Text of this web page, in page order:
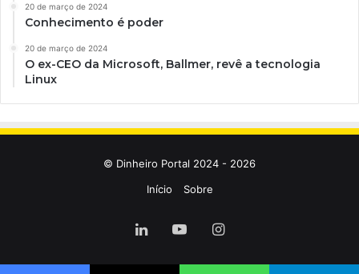
20 de março de 2024
Conhecimento é poder
20 de março de 2024
O ex-CEO da Microsoft, Ballmer, revê a tecnologia
Linux
© Dinheiro Portal 2024 - 2026
Início
Sobre
LinkedinYouTubeInstagram